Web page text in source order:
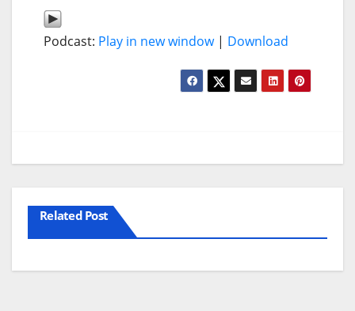
Podcast: Play in new window| Download
Related Post